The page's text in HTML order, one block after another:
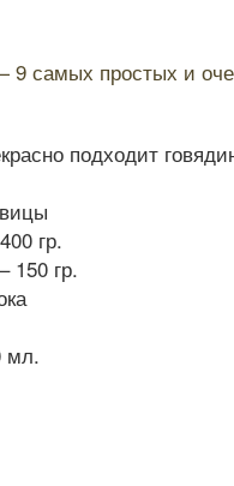
самых простых и
подходит
гр.
150 гр.
мл.